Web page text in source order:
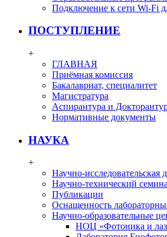
Подключение к сети Wi-Fi
ПОСТУПЛЕНИЕ
+
ГЛАВНАЯ
Приёмная комиссия
Бакалавриат, специалитет
Магистратура
Аспирантура и
Нормативные документы
НАУКА
+
Научно-исследовательская
Научно-технический
Публикации
Оснащенность
Научно-образовательные
НОЦ «Фотоника и